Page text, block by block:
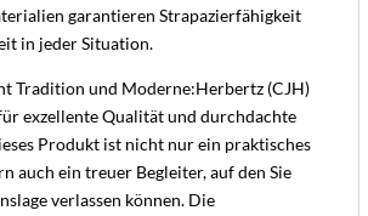
garantieren Strapazierfähigkeit
in jeder Situation.
Tradition und Moderne:Herbertz (CJH)
exzellente Qualität und durchdachte
Produkt ist nicht nur ein praktisches
auch ein treuer Begleiter, auf den Sie
verlassen können. Die